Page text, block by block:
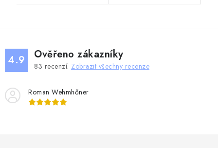
4.9 Ověřeno zákazníky
83 recenzí. Zobrazit všechny recenze
Roman Wehmhőner